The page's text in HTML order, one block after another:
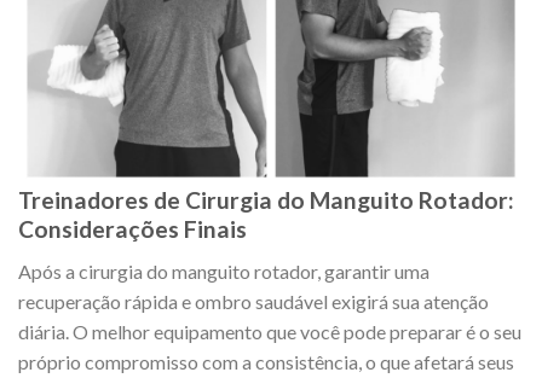
Treinadores de Cirurgia do Manguito Rotador:
Considerações Finais
Após a cirurgia do manguito rotador, garantir uma
recuperação rápida e ombro saudável exigirá sua atenção
diária. O melhor equipamento que você pode preparar é o seu
próprio compromisso com a consistência, o que afetará seus